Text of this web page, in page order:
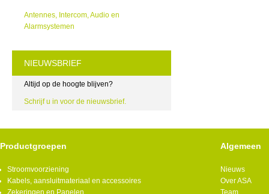
Antennes, Intercom, Audio en
Alarmsystemen
NIEUWSBRIEF
Altijd op de hoogte blijven?
Schrijf u in voor de nieuwsbrief.
Productgroepen
Stroomvoorziening
Kabels, aansluitmateriaal en accessoires
Zekeringen en Panelen
Algemeen
Nieuws
Over ASA
Team